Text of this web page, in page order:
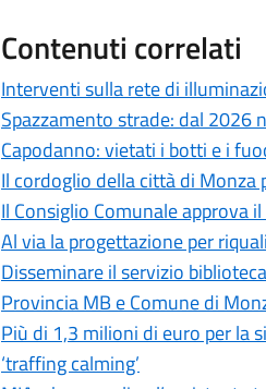
Contenuti correlati
Interventi sulla rete di
Spazzamento strade: dal 2026
Capodanno: vietati i botti e i
Il cordoglio della città di Monza
Il Consiglio Comunale approva
Al via la progettazione per
Disseminare il servizio
Provincia MB e Comune di
Più di 1,3 milioni di euro per la
‘traffing calming’